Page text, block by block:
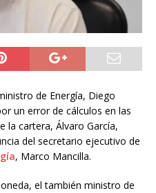
de Energía, Diego
un error de cálculos en las
la cartera, Álvaro García,
del secretario ejecutivo de
, Marco Mancilla.
el también ministro de